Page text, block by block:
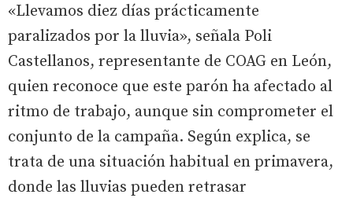
«Llevamos diez días prácticamente
paralizados por la lluvia», señala Poli
Castellanos, representante de COAG en León,
quien reconoce que este parón ha afectado al
ritmo de trabajo, aunque sin comprometer el
conjunto de la campaña. Según explica, se
trata de una situación habitual en primavera,
donde las lluvias pueden retrasar